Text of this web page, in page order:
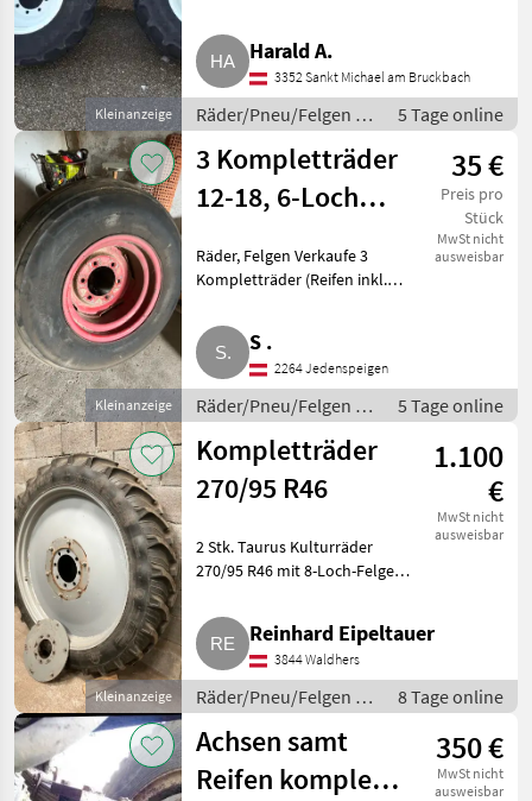
Kleinanzeige
Lochkreis vorne 210/280 mm,
Lochkreis hinten 160/205 mm,
passend für Lindner, teil
Harald A.
3352 Sankt Michael am Bruckbach
Räder/Pneu/Felgen /
Kompletträder
5 Tage online
Kleinanzeige
3 Kompletträder
12-18, 6-Loch
Landmaschine
35 €
Preis pro
Stück
MwSt nicht
ausweisbar
Räder, Felgen Verkaufe 3
Kompletträder (Reifen inkl.
Felgen: 6-Loch, Lochkreis: 6 ×
205 mm, Mittenloch: ca. 160
mm, Reifenmarken: Dunlop.
S .
2264 Jedenspeigen
Räder/Pneu/Felgen /
Kompletträder
5 Tage online
Kleinanzeige
Kompletträder
270/95 R46
1.100
€
MwSt nicht
ausweisbar
2 Stk. Taurus Kulturräder
270/95 R46 mit 8-Loch-Felge
dabei. Räder/Pneu/Felgen
KompletträderReinhard Eipeltauer
3844 Waldhers
Räder/Pneu/Felgen /
Kompletträder
8 Tage online
Achsen samt
Reifen komplett
350 €
MwSt nicht
ausweisbar